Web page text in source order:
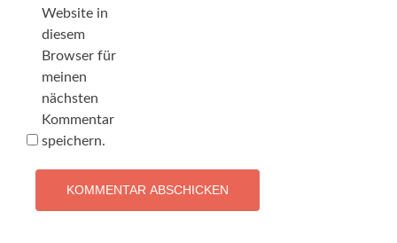
Website in
diesem
Browser für
meinen
nächsten
Kommentar
speichern.